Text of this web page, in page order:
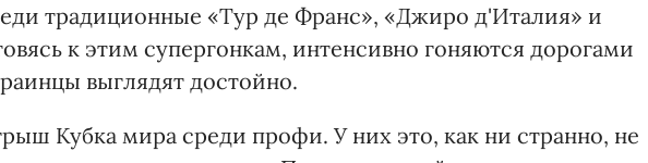
традиционные «Тур де Франс», «Джиро д'Италия» и
к этим супергонкам, интенсивно гоняются дорогами
выглядят достойно.
Кубка мира среди профи. У них это, как ни странно, не